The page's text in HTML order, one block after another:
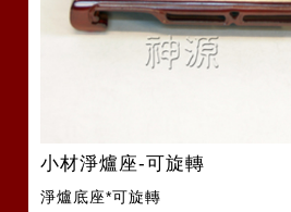
小材淨爐座-可旋轉
淨爐底座*可旋轉